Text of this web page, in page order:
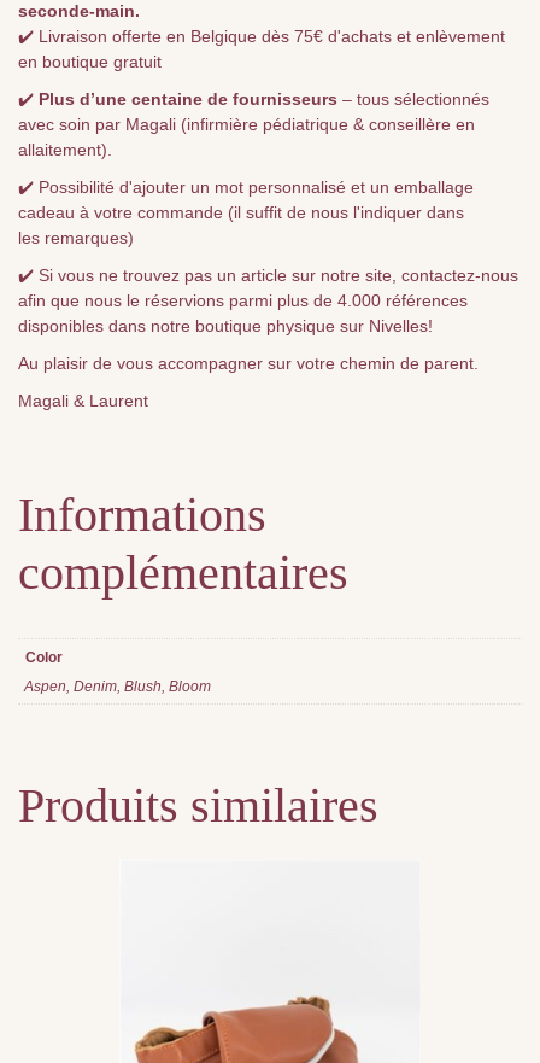
seconde-main.
✔️ Livraison offerte en Belgique dès 75€ d'achats et enlèvement
en boutique gratuit
✔️ Plus d’une centaine de fournisseurs – tous sélectionnés
avec soin par Magali (infirmière pédiatrique & conseillère en
allaitement).
✔️ Possibilité d'ajouter un mot personnalisé et un emballage
cadeau à votre commande (il suffit de nous l'indiquer dans
les remarques)
✔️ Si vous ne trouvez pas un article sur notre site, contactez-nous
afin que nous le réservions parmi plus de 4.000 références
disponibles dans notre boutique physique sur Nivelles!
Au plaisir de vous accompagner sur votre chemin de parent.
Magali & Laurent
Informations
complémentaires
Color
Aspen, Denim, Blush, Bloom
Produits similaires
peuvent
être